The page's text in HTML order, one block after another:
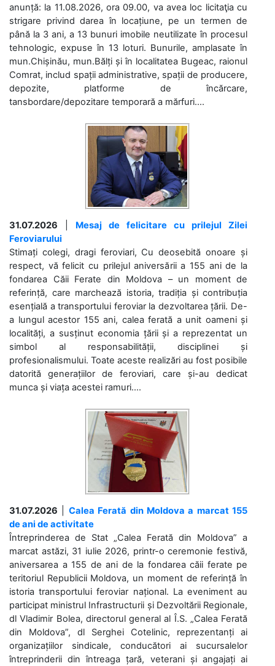
anunță: la 11.08.2026, ora 09.00, va avea loc licitaţia cu
strigare privind darea în locațiune, pe un termen de
până la 3 ani, a 13 bunuri imobile neutilizate în procesul
tehnologic, expuse în 13 loturi. Bunurile, amplasate în
mun.Chișinău, mun.Bălți și în localitatea Bugeac, raionul
Comrat, includ spații administrative, spații de producere,
depozite, platforme de încărcare,
tansbordare/depozitare temporară a mărfuri....
31.07.2026
Mesaj de felicitare cu prilejul Zilei
Feroviarului
Stimați colegi, dragi feroviari, Cu deosebită onoare și
respect, vă felicit cu prilejul aniversării a 155 ani de la
fondarea Căii Ferate din Moldova – un moment de
referință, care marchează istoria, tradiția și contribuția
esențială a transportului feroviar la dezvoltarea țării. De-
a lungul acestor 155 ani, calea ferată a unit oameni și
localități, a susținut economia țării și a reprezentat un
simbol al responsabilității, disciplinei și
profesionalismului. Toate aceste realizări au fost posibile
datorită generațiilor de feroviari, care și-au dedicat
munca și viața acestei ramuri....
31.07.2026
Calea Ferată din Moldova a marcat 155
de ani de activitate
Întreprinderea de Stat „Calea Ferată din Moldova” a
marcat astăzi, 31 iulie 2026, printr-o ceremonie festivă,
aniversarea a 155 de ani de la fondarea căii ferate pe
teritoriul Republicii Moldova, un moment de referință în
istoria transportului feroviar național. La eveniment au
participat ministrul Infrastructurii și Dezvoltării Regionale,
dl Vladimir Bolea, directorul general al Î.S. „Calea Ferată
din Moldova”, dl Serghei Cotelinic, reprezentanți ai
organizațiilor sindicale, conducători ai sucursalelor
întreprinderii din întreaga țară, veterani și angajați ai